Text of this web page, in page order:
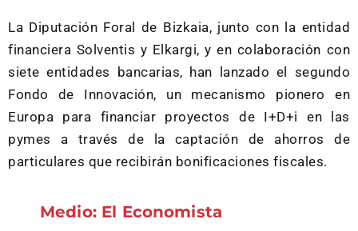
La Diputación Foral de Bizkaia, junto con la entidad
financiera Solventis y Elkargi, y en colaboración con
siete entidades bancarias, han lanzado el segundo
Fondo de Innovación, un mecanismo pionero en
Europa para financiar proyectos de I+D+i en las
pymes a través de la captación de ahorros de
particulares que recibirán bonificaciones fiscales.
Medio: El Economista